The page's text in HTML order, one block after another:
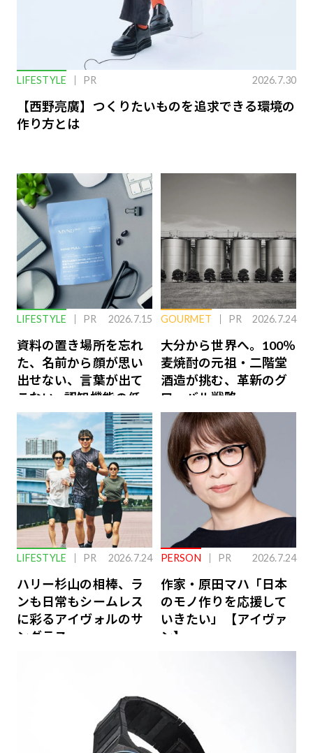
LIFESTYLE PR 2026.7.30
【西野亮廣】つくりたいものを追求できる環境の
作り方とは
LIFESTYLE PR 2026.7.15
資料の置き場所を忘れ
た、名前から顔が思い
出せない、言葉が出て
こない…認知機能の低
下を救う、脳のインナ
ーケアとは
GOURMET PR 2026.7.24
大分から世界へ。100％
麦焼酎の元祖・二階堂
酒造が挑む、革新のグ
ローバル戦略
LIFESTYLE PR 2026.7.24
ハリー杉山の相棒、ラ
ンも日常もシームレス
に彩るアイヴォルのサ
ングラス
PERSON PR 2026.7.24
作家・原田マハ「日本
のモノ作りを応援して
いきたい」【アイヴァ
ン】